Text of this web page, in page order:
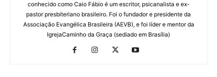
conhecido como Caio Fábio é um escritor, psicanalista e ex-
pastor presbiteriano brasileiro. Foi o fundador e presidente da
Associação Evangélica Brasileira (AEVB), e foi líder e mentor da
IgrejaCaminho da Graça (sediado em Brasília)